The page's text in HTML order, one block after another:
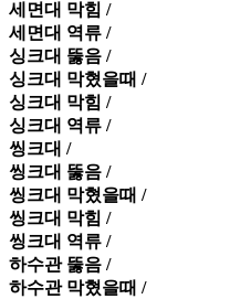
세면대 막힘 /
세면대 역류 /
싱크대 뚫음 /
싱크대 막혔을때 /
싱크대 막힘 /
싱크대 역류 /
씽크대 /
씽크대 뚫음 /
씽크대 막혔을때 /
씽크대 막힘 /
씽크대 역류 /
하수관 뚫음 /
하수관 막혔을때 /